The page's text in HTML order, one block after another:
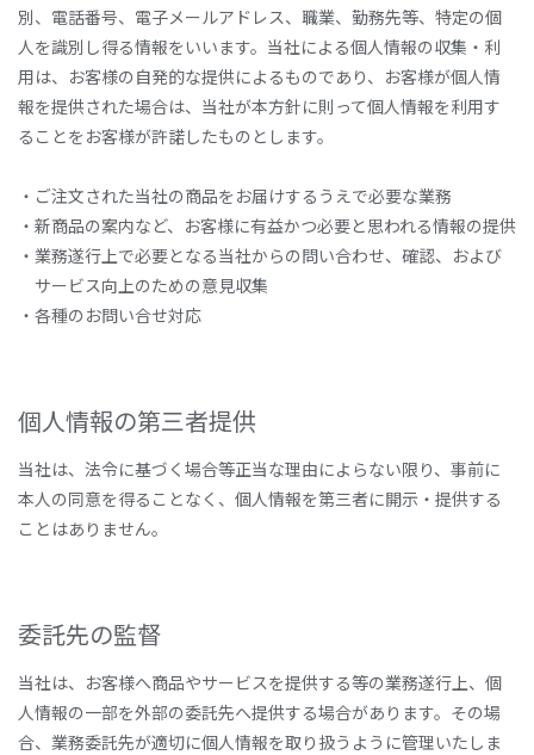
別、電話番号、電子メールアドレス、職業、勤務先等、特定の個
人を識別し得る情報をいいます。当社による個人情報の収集・利
用は、お客様の自発的な提供によるものであり、お客様が個人情
報を提供された場合は、当社が本方針に則って個人情報を利用す
ることをお客様が許諾したものとします。
・ご注文された当社の商品をお届けするうえで必要な業務
・新商品の案内など、お客様に有益かつ必要と思われる情報の提供
・業務遂行上で必要となる当社からの問い合わせ、確認、および
サービス向上のための意見収集
・各種のお問い合せ対応
個人情報の第三者提供
当社は、法令に基づく場合等正当な理由によらない限り、事前に
本人の同意を得ることなく、個人情報を第三者に開示・提供する
ことはありません。
委託先の監督
当社は、お客様へ商品やサービスを提供する等の業務遂行上、個
人情報の一部を外部の委託先へ提供する場合があります。その場
合、業務委託先が適切に個人情報を取り扱うように管理いたしま